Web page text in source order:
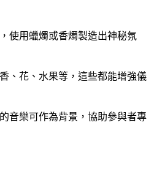
使用蠟燭或香燭製造出神秘氛
、花、水果等，這些都能增強儀
音樂可作為背景，協助參與者專